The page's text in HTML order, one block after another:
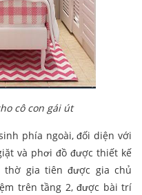
cô con gái út
phía ngoài, đối diện với
và phơi đồ được thiết kế
thờ gia tiên được gia chủ
trên tầng 2, được bài trí